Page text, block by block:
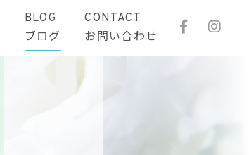
BLOG
ブログ
CONTACT
お問い合わせ